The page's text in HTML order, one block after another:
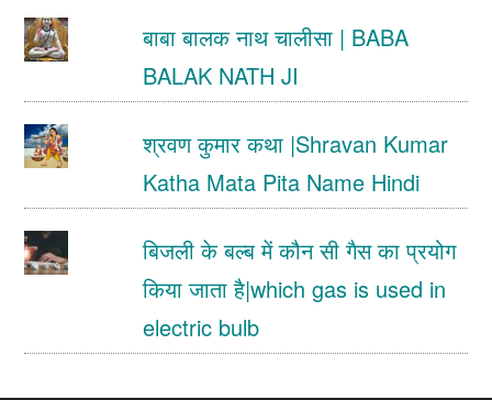
बाबा बालक नाथ चालीसा | BABA
BALAK NATH JI
श्रवण कुमार कथा |Shravan Kumar
Katha Mata Pita Name Hindi
बिजली के बल्ब में कौन सी गैस का प्रयोग
किया जाता है|which gas is used in
electric bulb